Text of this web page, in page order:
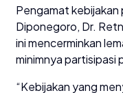
Pengamat kebijakan
Diponegoro, Dr.
ini mencerminkan
minimnya partisipasi
“Kebijakan yang